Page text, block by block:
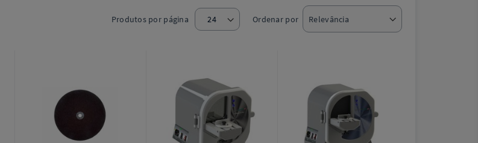
Produtos por página Ordenar por